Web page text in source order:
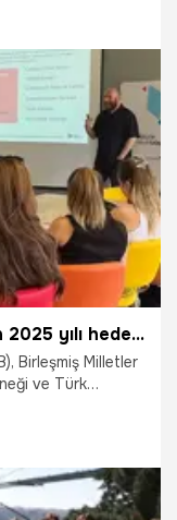
‘Dijitalde Hayat Kolay’ projesinin 2025 yılı hedefi 15 bin girişimci kadın
Birleşmiş Milletler
ve Türk